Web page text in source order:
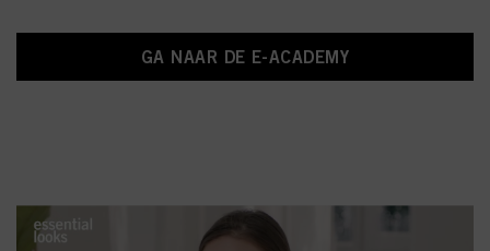
GA NAAR DE E-ACADEMY